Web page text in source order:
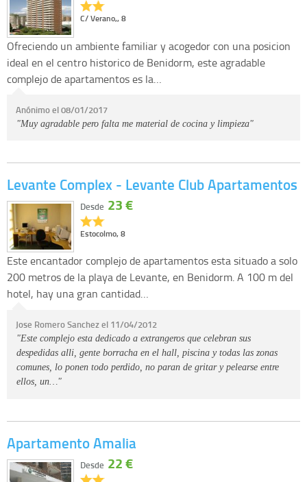
C/ Verano,, 8
Ofreciendo un ambiente familiar y acogedor con una posicion
ideal en el centro historico de Benidorm, este agradable
complejo de apartamentos es la…
Anónimo el 08/01/2017
"Muy agradable pero falta me material de cocina y limpieza"
Levante Complex - Levante Club Apartamentos
Estocolmo, 8
Desde 23 €
Este encantador complejo de apartamentos esta situado a solo
200 metros de la playa de Levante, en Benidorm. A 100 m del
hotel, hay una gran cantidad…
Jose Romero Sanchez el 11/04/2012
"Este complejo esta dedicado a extrangeros que celebran sus
despedidas alli, gente borracha en el hall, piscina y todas las zonas
comunes, lo ponen todo perdido, no paran de gritar y pelearse entre
ellos, un…"
Apartamento Amalia
Desde 22 €